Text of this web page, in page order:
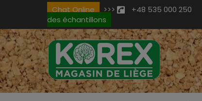
Chat Online >>> +48 535 000 250
des échantillons